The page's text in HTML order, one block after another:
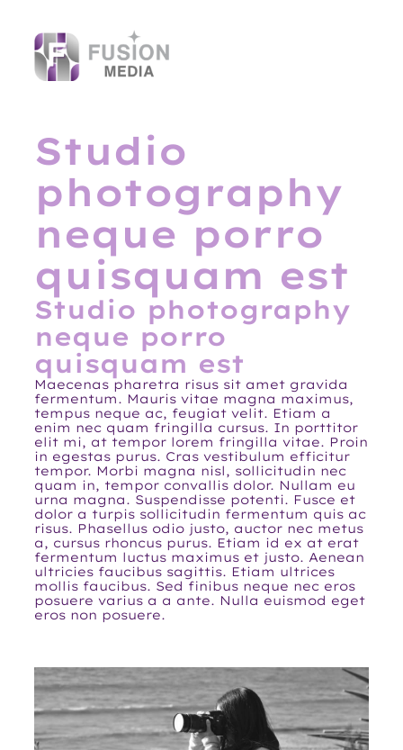
content
Studio
photography
neque porro
quisquam est
Studio photography
neque porro
quisquam est
Maecenas pharetra risus sit amet gravida
fermentum. Mauris vitae magna maximus,
tempus neque ac, feugiat velit. Etiam a
enim nec quam fringilla cursus. In porttitor
elit mi, at tempor lorem fringilla vitae. Proin
in egestas purus. Cras vestibulum efficitur
tempor. Morbi magna nisl, sollicitudin nec
quam in, tempor convallis dolor. Nullam eu
urna magna. Suspendisse potenti. Fusce et
dolor a turpis sollicitudin fermentum quis ac
risus. Phasellus odio justo, auctor nec metus
a, cursus rhoncus purus. Etiam id ex at erat
fermentum luctus maximus et justo. Aenean
ultricies faucibus sagittis. Etiam ultrices
mollis faucibus. Sed finibus neque nec eros
posuere varius a a ante. Nulla euismod eget
eros non posuere.